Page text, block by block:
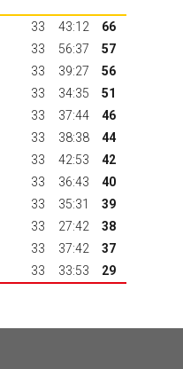
33 43:12
66
33 56:37
57
33 39:27
56
33 34:35
51
33 37:44
46
33 38:38
44
33 42:53
42
33 36:43
40
33 35:31
39
33 27:42
38
33 37:42
37
33 33:53 29